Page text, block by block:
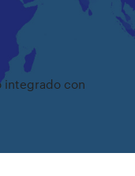
integrado con